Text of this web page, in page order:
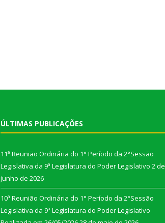
ÚLTIMAS PUBLICAÇÕES
11ª Reunião Ordinária do 1° Período da 2°Sessão
Legislativa da 9ª Legislatura do Poder Legislativo 2 de
junho de 2026
10ª Reunião Ordinária do 1° Período da 2°Sessão
Legislativa da 9ª Legislatura do Poder Legislativo